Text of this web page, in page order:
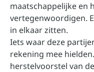
maatschappelijke en
vertegenwoordigen.
in elkaar zitten.
Iets waar deze
rekening mee
herstelvoorstel van